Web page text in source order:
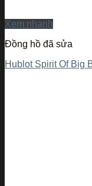
Xem nhanh
Đồng hồ đã sửa
Hublot Spirit Of Big